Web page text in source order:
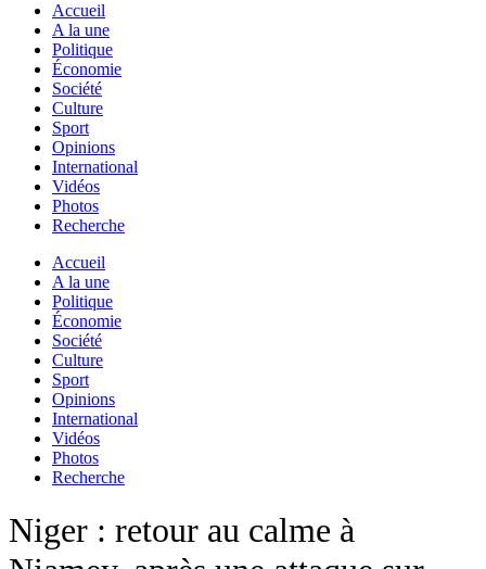
Accueil
A la une
Politique
Économie
Société
Culture
Sport
Opinions
International
Vidéos
Photos
Recherche
Accueil
A la une
Politique
Économie
Société
Culture
Sport
Opinions
International
Vidéos
Photos
Recherche
Niger : retour au calme à